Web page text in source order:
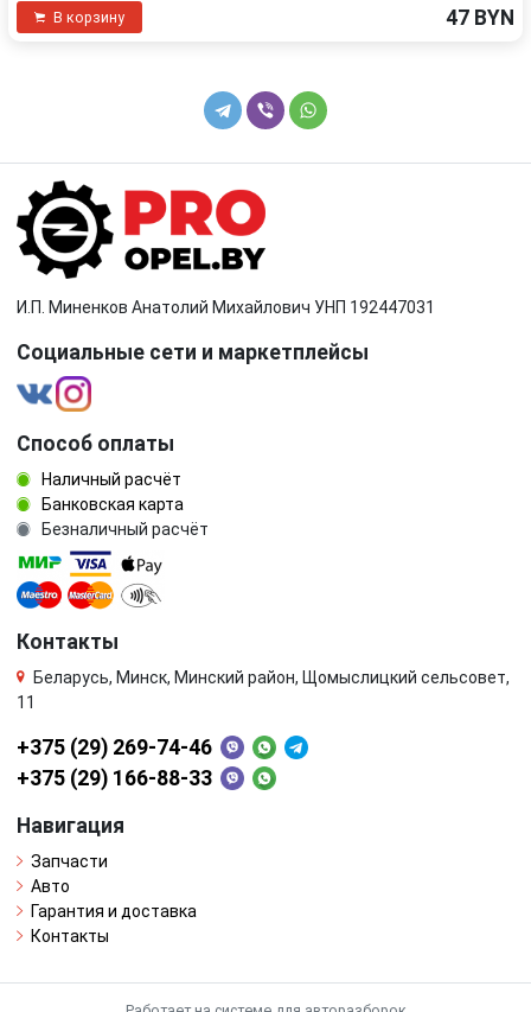
В корзину 47 BYN
И.П. Миненков Анатолий Михайлович УНП 192447031
Социальные сети и маркетплейсы
Способ оплаты
Наличный расчёт
Банковская карта
Безналичный расчёт
Контакты
Беларусь, Минск, Минский район, Щомыслицкий сельсовет,
11
+375 (29) 269-74-46
+375 (29) 166-88-33
Навигация
Запчасти
Авто
Гарантия и доставка
Контакты